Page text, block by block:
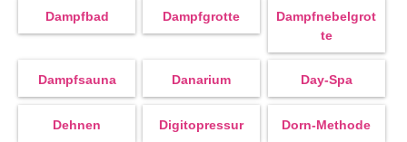
Dampfbad Dampfgrotte
Dampfnebelgrot
Te
Dampfsauna Danarium Day-Spa
Dehnen Digitopressur Dorn-Methode